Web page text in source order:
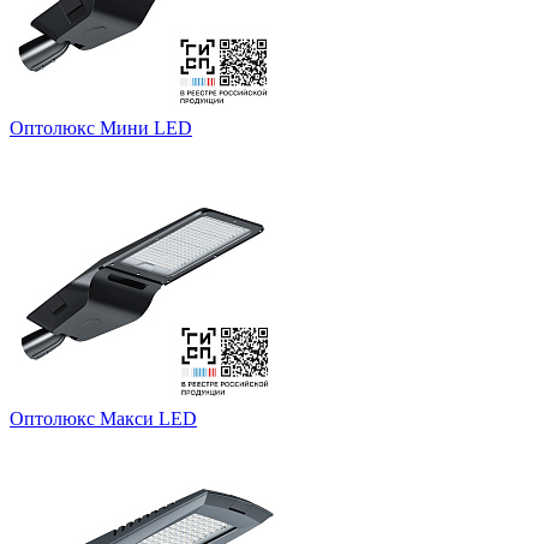
Оптолюкс Мини LED
Оптолюкс Макси LED